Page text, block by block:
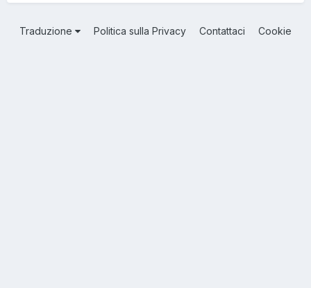
Traduzione Politica sulla Privacy Contattaci Cookie